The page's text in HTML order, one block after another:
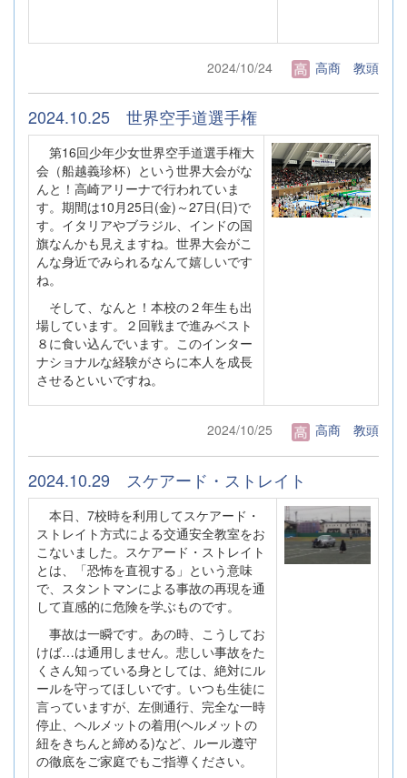
2024/10/24 高商 教頭
2024.10.25 世界空手道選手権
第16回少年少女世界空手道選手権大
会（船越義珍杯）という世界大会がな
んと！高崎アリーナで行われていま
す。期間は10月25日(金)～27日(日)で
す。イタリアやブラジル、インドの国
旗なんかも見えますね。世界大会がこ
んな身近でみられるなんて嬉しいです
ね。
そして、なんと！本校の２年生も出
場しています。２回戦まで進みベスト
８に食い込んでいます。このインター
ナショナルな経験がさらに本人を成長
させるといいですね。
2024/10/25 高商 教頭
2024.10.29 スケアード・ストレイト
本日、7校時を利用してスケアード・
ストレイト方式による交通安全教室をお
こないました。スケアード・ストレイト
とは、「恐怖を直視する」という意味
で、スタントマンによる事故の再現を通
して直感的に危険を学ぶものです。
事故は一瞬です。あの時、こうしてお
けば…は通用しません。悲しい事故をた
くさん知っている身としては、絶対にル
ールを守ってほしいです。いつも生徒に
言っていますが、左側通行、完全な一時
停止、ヘルメットの着用(ヘルメットの
紐をきちんと締める)など、ルール遵守
の徹底をご家庭でもご指導ください。